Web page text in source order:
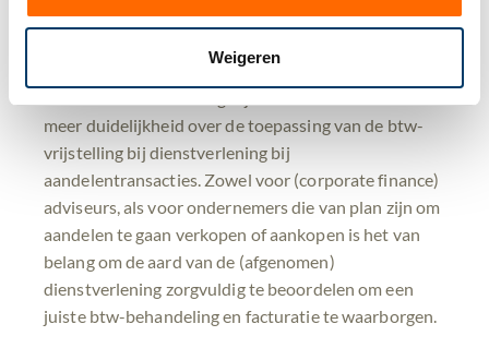
Weigeren
meer duidelijkheid over de toepassing van de btw-
vrijstelling bij dienstverlening bij
aandelentransacties. Zowel voor (corporate finance)
adviseurs, als voor ondernemers die van plan zijn om
aandelen te gaan verkopen of aankopen is het van
belang om de aard van de (afgenomen)
dienstverlening zorgvuldig te beoordelen om een
juiste btw-behandeling en facturatie te waarborgen.